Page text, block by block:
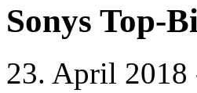
Sonys Top-
23. April 2018